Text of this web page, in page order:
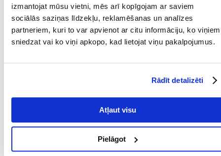
izmantojat mūsu vietni, mēs arī kopīgojam ar saviem
sociālās saziņas līdzekļu, reklamēšanas un analīzes
partneriem, kuri to var apvienot ar citu informāciju, ko viņiem
sniedzat vai ko viņi apkopo, kad lietojat viņu pakalpojumus.
Rādīt detalizēti
Atļaut visu
Pielāgot
Barošanas režīms:
3 kg smagam kaķim nepieciešama 1⁄2 kārba dienā, 4 kg smagam kaķim
- 2⁄3 kārbas dienā, 5 kg smagam kaķim - 3⁄4 kārbas dienā.
Ņemiet vērā pārejas periodu un pielāgojiet barības daudzumu, sadalot
to pa ēdienreizēm atbilstoši mājdzīvnieka vajadzībām. Lai iegūtu
vietni vai zvaniet uz palīdzības tālruni. Nodrošiniet svaigu ūdeni
IEPAKOJUMA SVARS
0.4
PRODUCENT: